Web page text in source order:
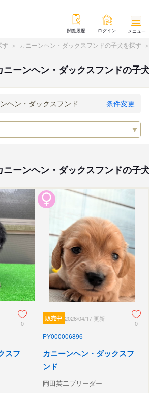
閲覧履歴 ログイン メニュー
す カニーンヘン・ダックスフンドの子犬を探す
ーンヘン・ダックスフンドの子
条件変更
ーンヘン・ダックスフンドの子
0
スフ
販売中 2026/04/17 更新
0
PY000006896
カニーンヘン・ダックスフ
ンド
岡田英二ブリーダー